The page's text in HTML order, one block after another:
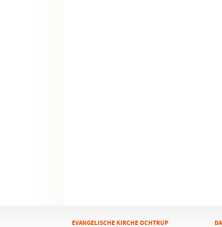
EVANGELISCHE KIRCHE OCHTRUP